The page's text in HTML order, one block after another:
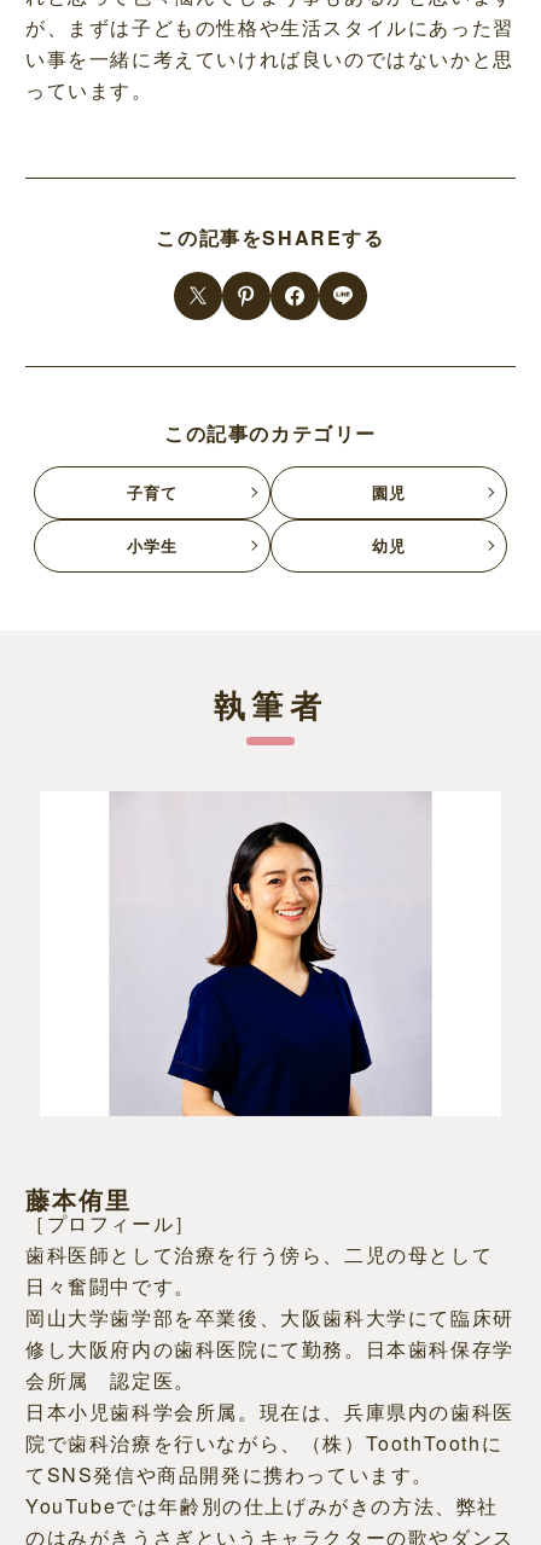
が、まずは子どもの性格や生活スタイルにあった習
い事を一緒に考えていければ良いのではないかと思
っています。
この記事をSHAREする
この記事のカテゴリー
子育て 園児
小学生 幼児
執筆者
藤本侑里
［プロフィール］
歯科医師として治療を行う傍ら、二児の母として
日々奮闘中です。
岡山大学歯学部を卒業後、大阪歯科大学にて臨床研
修し大阪府内の歯科医院にて勤務。日本歯科保存学
会所属 認定医。
日本小児歯科学会所属。現在は、兵庫県内の歯科医
院で歯科治療を行いながら、（株）ToothToothに
てSNS発信や商品開発に携わっています。
YouTubeでは年齢別の仕上げみがきの方法、弊社
のはみがきうさぎというキャラクターの歌やダンス